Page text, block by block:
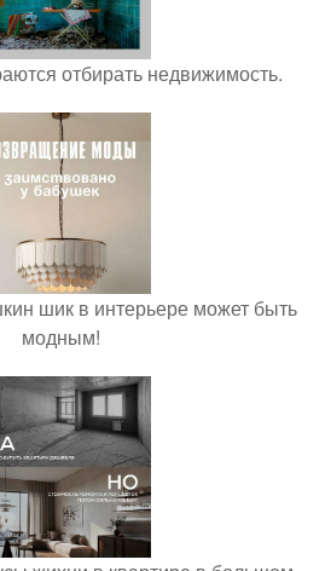
отбирать недвижимость.
шик в интерьере может быть
модным!